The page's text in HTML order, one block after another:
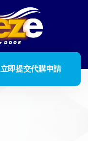
立即提交代購申請